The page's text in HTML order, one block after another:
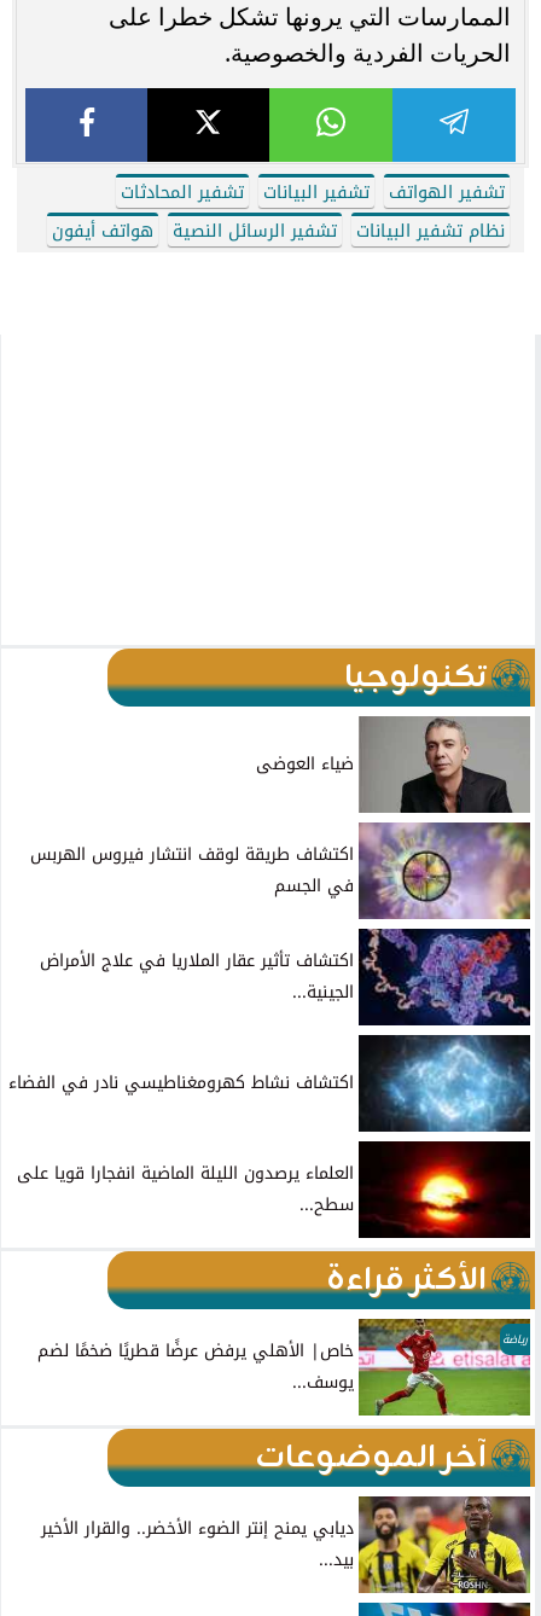
الممارسات التي يرونها تشكل خطرا على
الحريات الفردية والخصوصية.
تشفير الهواتف تشفير البيانات
تشفير المحادثات
نظام تشفير البيانات
تشفير الرسائل النصية هواتف أيفون
تكنولوجيا
ضياء العوضى
اكتشاف طريقة لوقف انتشار فيروس الهربس
في الجسم
اكتشاف تأثير عقار الملاريا في علاج الأمراض
الجينية...
اكتشاف نشاط كهرومغناطيسي نادر في الفضاء
العلماء يرصدون الليلة الماضية انفجارا قويا على
سطح...
الأكثر قراءة
رياضة
خاص| الأهلي يرفض عرضًا قطريًا ضخمًا لضم
يوسف...
آخر الموضوعات
ديابي يمنح إنتر الضوء الأخضر.. والقرار الأخير
بيد...